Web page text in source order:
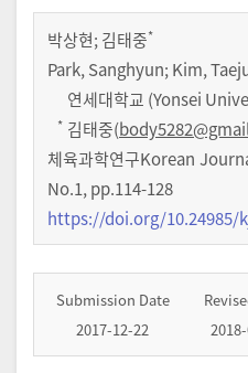
박상현;김태중*
Park, Sanghyun; Kim,
연세대학교 (Yonsei
* 김태중(
체육과학연구Korean
No.1,pp.114-128
https://doi.org/10.24985/
Submission Date
2017-12-22